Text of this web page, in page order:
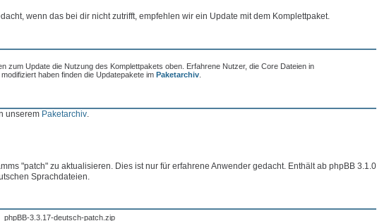
wenn das bei dir nicht zutrifft, empfehlen wir ein Update mit dem Komplettpaket.
zum Update die Nutzung des Komplettpakets oben. Erfahrene Nutzer, die Core Dateien in
haben finden die Updatepakete imPaketarchiv
unserem Paketarchiv
"patch" zu aktualisieren. Dies ist nur für erfahrene Anwender gedacht. Enthält ab phpBB 3.1.0
Sprachdateien.
phpBB-3.3.17-deutsch-patch.zip